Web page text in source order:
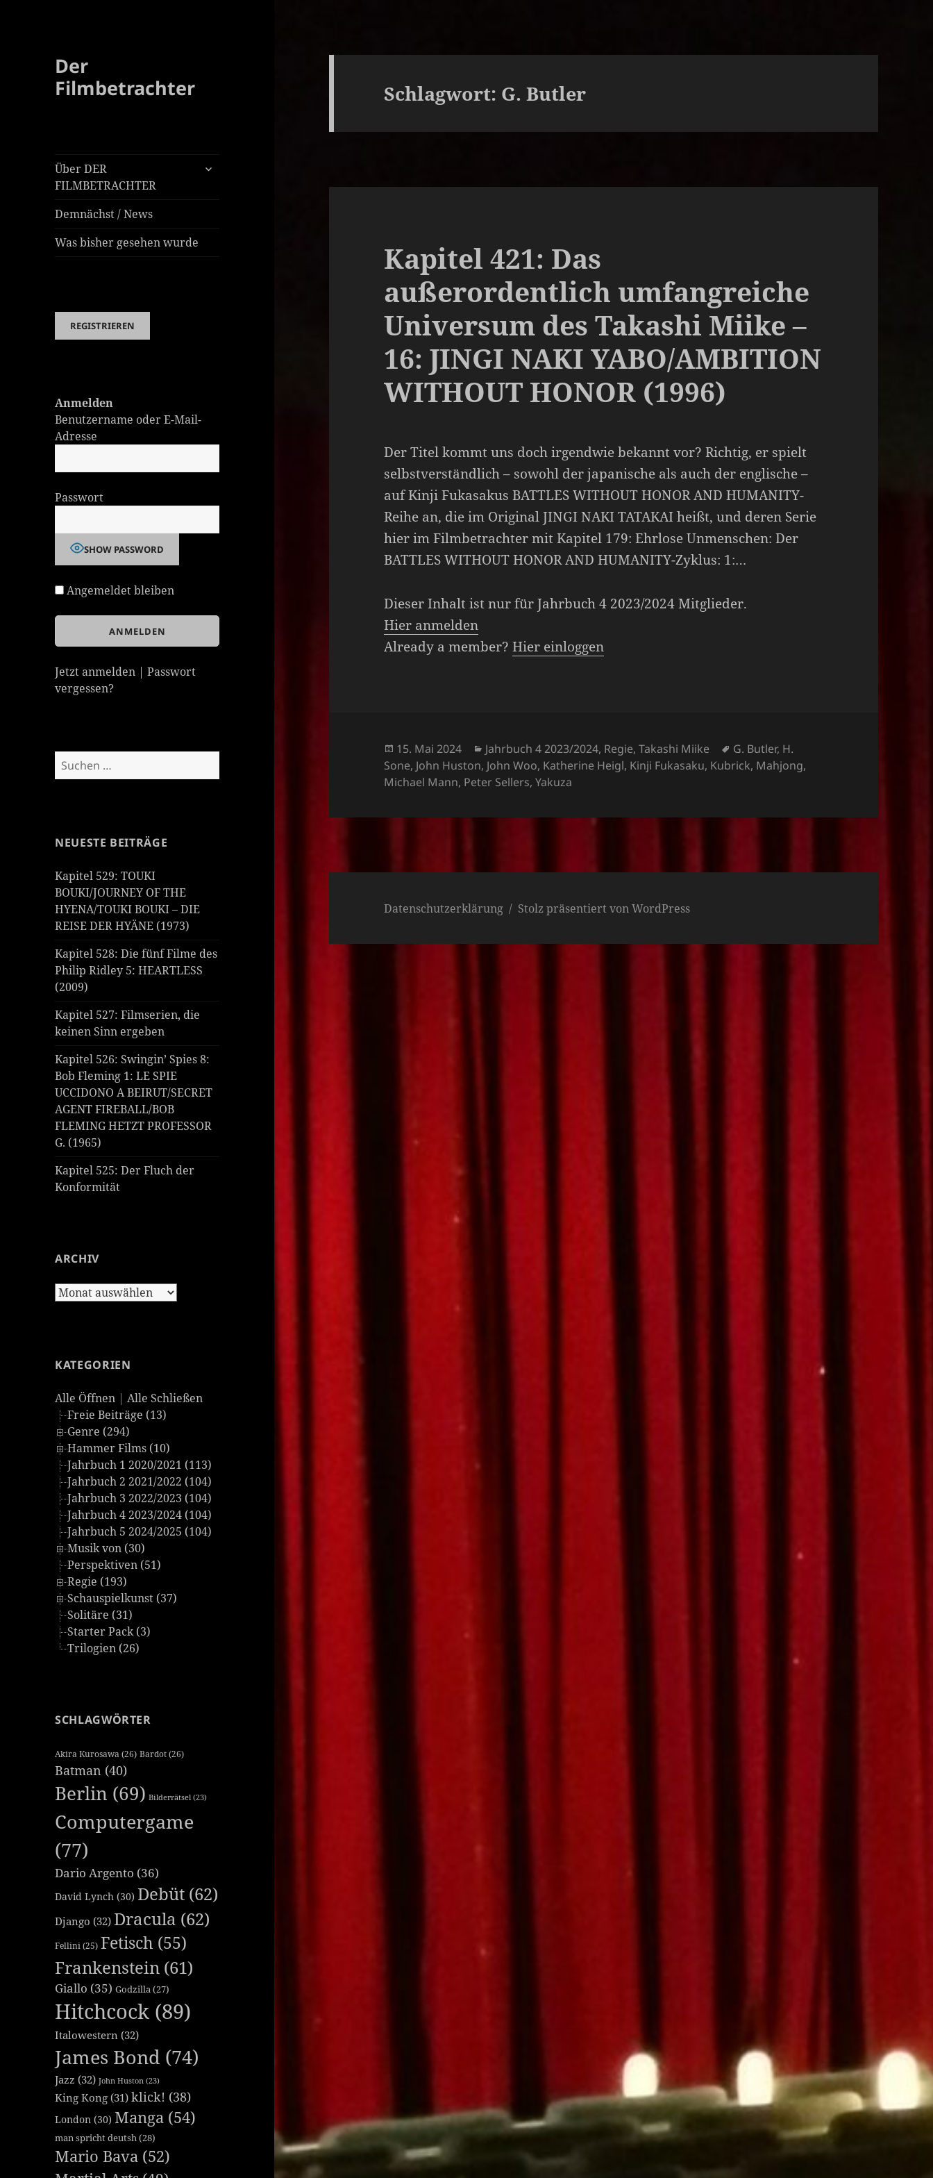
Der
Filmbetrachter
Über DER
FILMBETRACHTER
untermenü
Demnächst / News
Was bisher gesehen wurde
Anmelden
Benutzername oder E-Mail-
Adresse
Passwort
SHOW PASSWORD
Angemeldet bleiben
Jetzt anmelden |Passwort
vergessen?
Suchen
nach:
NEUESTE BEITRÄGE
Kapitel 529: TOUKI
BOUKI/JOURNEY OF THE
HYENA/TOUKI BOUKI – DIE
REISE DER HYÄNE (1973)
Kapitel 528: Die fünf Filme des
Philip Ridley 5: HEARTLESS
(2009)
Kapitel 527: Filmserien, die
keinen Sinn ergeben
Kapitel 526: Swingin’ Spies 8:
Bob Fleming 1: LE SPIE
UCCIDONO A BEIRUT/SECRET
AGENT FIREBALL/BOB
FLEMING HETZT PROFESSOR
G. (1965)
Kapitel 525: Der Fluch der
Konformität
ARCHIV
Archiv
KATEGORIEN
Alle Öffnen |Alle Schließen
Freie Beiträge (13)
Genre (294)
Hammer Films (10)
Jahrbuch 1 2020/2021 (113)
Jahrbuch 2 2021/2022 (104)
Jahrbuch 3 2022/2023 (104)
Jahrbuch 4 2023/2024 (104)
Jahrbuch 5 2024/2025 (104)
Musik von (30)
Perspektiven (51)
Regie (193)
Schauspielkunst (37)
Solitäre (31)
Starter Pack (3)
Trilogien (26)
SCHLAGWÖRTER
Akira Kurosawa (26) Bardot(26)
Batman (40)
Berlin (69) Bilderrätsel (23)
Computergame
(77)
Dario Argento (36)
David Lynch (30) Debüt (62)
Django (32) Dracula (62)
Fellini (25) Fetisch (55)
Frankenstein (61)
Giallo (35) Godzilla(27)
Hitchcock (89)
Italowestern (32)
James Bond (74)
Jazz (32) John Huston (23)
King Kong (31) klick! (38)
London (30) Manga (54)
man spricht deutsh(28)
Mario Bava (52)
Schlagwort: G. Butler
Kapitel 421: Das
außerordentlich umfangreiche
Universum des Takashi Miike –
16: JINGI NAKI YABO/AMBITION
WITHOUT HONOR (1996)
Der Titel kommt uns doch irgendwie bekannt vor? Richtig, er spielt
selbstverständlich – sowohl der japanische als auch der englische –
auf Kinji Fukasakus BATTLES WITHOUT HONOR AND HUMANITY-
Reihe an, die im Original JINGI NAKI TATAKAI heißt, und deren Serie
hier im Filmbetrachter mit Kapitel 179: Ehrlose Unmenschen: Der
BATTLES WITHOUT HONOR AND HUMANITY-Zyklus: 1:…
Dieser Inhalt ist nur für Jahrbuch 4 2023/2024 Mitglieder.
Hier anmelden
Already a member?Hier einloggen
Veröffentlicht
am
15. Mai 2024 Kategorien
Jahrbuch 4 2023/2024, Regie,Takashi Miike Schlagwörter
G. Butler, H.
Sone, John Huston, John Woo, Katherine Heigl, Kinji Fukasaku, Kubrick, Mahjong,
Michael Mann, Peter Sellers,Yakuza
Datenschutzerklärung Stolz präsentiert von WordPress